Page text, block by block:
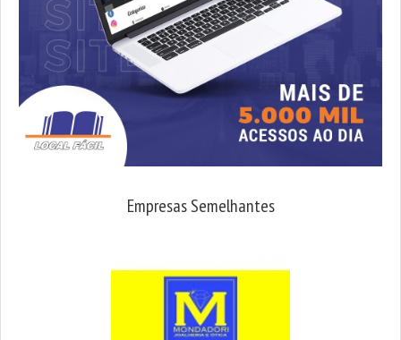
Empresas Semelhantes